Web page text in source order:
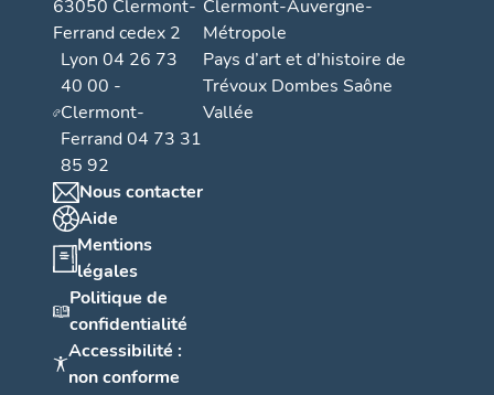
63050 Clermont-
Ferrand cedex 2
Lyon 04 26 73
40 00 -
Clermont-
Ferrand 04 73 31
85 92
Nous contacter
Aide
Mentions
légales
Politique de
confidentialité
Accessibilité :
non conforme
Clermont-Auvergne-
Métropole
Pays d’art et d’histoire de
Trévoux Dombes Saône
Vallée